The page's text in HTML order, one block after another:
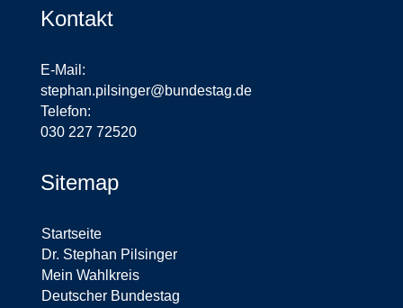
Kontakt
E-Mail:
stephan.pilsinger@bundestag.de
Telefon:
030 227 72520
Sitemap
Startseite
Dr. Stephan Pilsinger
Mein Wahlkreis
Deutscher Bundestag